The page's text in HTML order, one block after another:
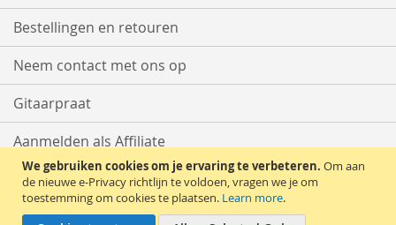
We gebruiken cookies om je ervaring te verbeteren. Om aan
de nieuwe e-Privacy richtlijn te voldoen, vragen we je om
toestemming om cookies te plaatsen. Learn more.
Bestellingen en retouren
Neem contact met ons op
Gitaarpraat
Aanmelden als Affiliate
Start met Verkopen